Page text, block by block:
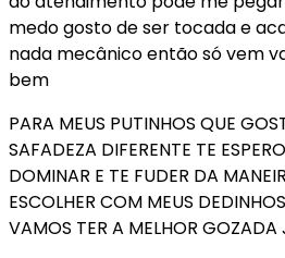
medo gosto de ser tocada e
nada mecânico então só vem
bem
PARA MEUS PUTINHOS QUE
SAFADEZA DIFERENTE TE
DOMINAR E TE FUDER DA
ESCOLHER COM MEUS
VAMOS TER A MELHOR GOZADA